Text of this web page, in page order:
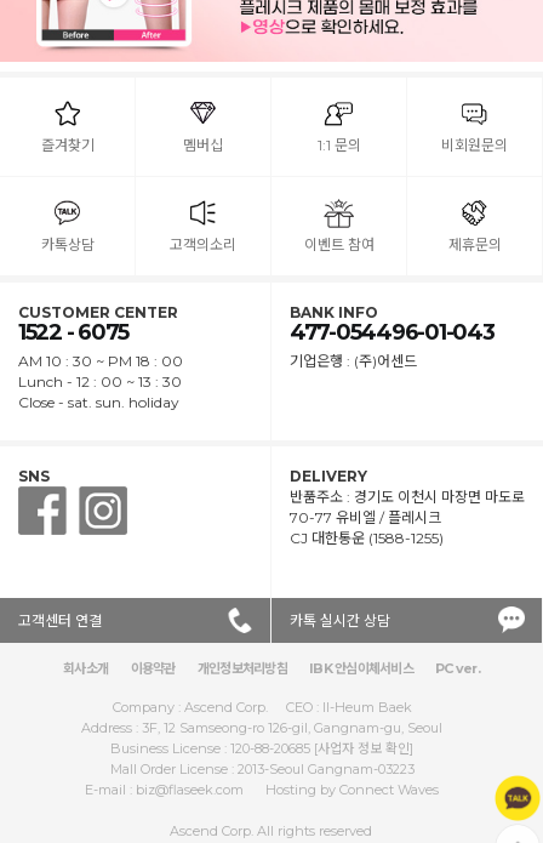
즐겨찾기 멤버십 1:1 문의 비회원문의
카톡상담 고객의소리 이벤트 참여 제휴문의
CUSTOMER CENTER
1522 - 6075
AM 10 : 30 ~ PM 18 : 00
Lunch - 12 : 00 ~ 13 : 30
Close - sat. sun. holiday
BANK INFO
477-054496-01-043
기업은행 : (주)어센드
SNS
DELIVERY
반품주소 : 경기도 이천시 마장면 마도로
70-77 유비엘 / 플레시크
CJ 대한통운 (1588-1255)
고객센터 연결 카톡 실시간 상담
회사소개 이용약관 개인정보처리방침 IBK 안심이체서비스 PC ver.
Company : Ascend Corp.
CEO : Il-Heum Baek
Address : 3F, 12 Samseong-ro 126-gil, Gangnam-gu, Seoul
Business License : 120-88-20685 [사업자 정보 확인]
Mall Order License : 2013-Seoul Gangnam-03223
E-mail : biz@flaseek.com
Hosting by Connect Waves
Ascend Corp. All rights reserved